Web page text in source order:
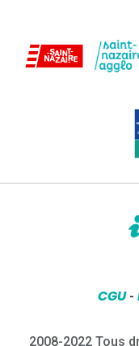
CGU-
2008-2022 Tous